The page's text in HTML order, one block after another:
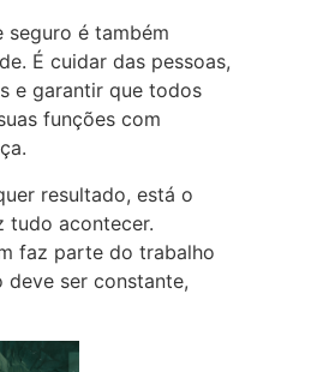
seguro é também
É cuidar das pessoas,
e garantir que todos
funções com
resultado, está o
tudo acontecer.
faz parte do trabalho
ser constante,